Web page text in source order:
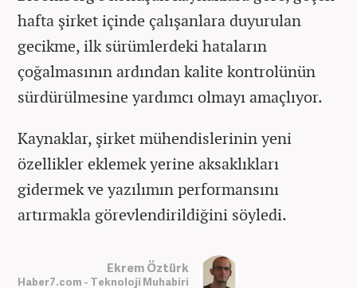
hafta şirket içinde çalışanlara duyurulan
gecikme, ilk sürümlerdeki hataların
çoğalmasının ardından kalite kontrolünün
sürdürülmesine yardımcı olmayı amaçlıyor.
Kaynaklar, şirket mühendislerinin yeni
özellikler eklemek yerine aksaklıkları
gidermek ve yazılımın performansını
artırmakla görevlendirildiğini söyledi.
Ekrem Öztürk
Haber7.com - Teknoloji Muhabiri